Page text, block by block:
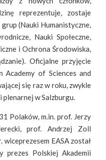
reprezentuje, zostaje
(Nauki Humanistyczne,
Nauki Społeczne,
i Ochrona Środowiska,
Oficjalne przyjęcie
Academy of Sciences and
się raz w roku, zwykle
plenarnej w Salzburgu.
Polaków, m.in. prof. Jerzy
prof. Andrzej Zoll
EASA został
prezes Polskiej Akademii